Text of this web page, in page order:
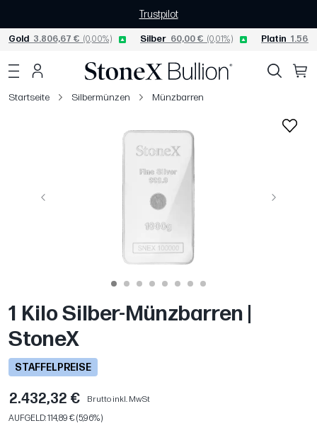
Trustpilot
Gold 3.806,67 € (0,00%) Silber 60,00 € (0,01%) Platin
Startseite Silbermünzen Münzbarren
Vorige Weiter
1 Kilo Silber-Münzbarren |
StoneX
STAFFELPREISE
2.432,32 €
Brutto inkl. MwSt
AUFGELD: 114,89 € (5,96%)